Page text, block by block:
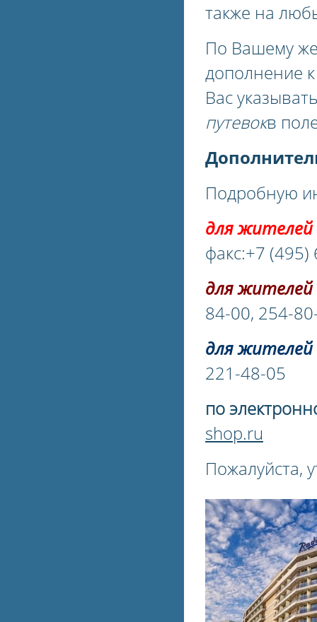
также на
По Вашему
дополнение
Вас
путевокв
Подробную
для
факс:+7
для
84-00, 254-
для жителей
221-48-05
по
shop.ru
Пожалуйста,